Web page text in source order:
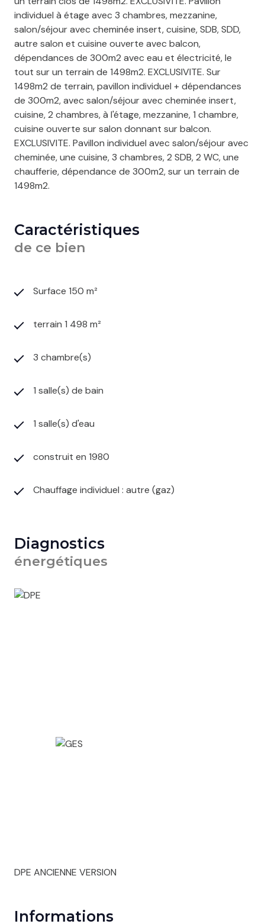
individuel à étage avec 3 chambres, mezzanine,
salon/séjour avec cheminée insert, cuisine, SDB, SDD,
autre salon et cuisine ouverte avec balcon,
dépendances de 300m2 avec eau et électricité, le
tout sur un terrain de 1498m2. EXCLUSIVITE. Sur
1498m2 de terrain, pavillon individuel + dépendances
de 300m2, avec salon/séjour avec cheminée insert,
cuisine, 2 chambres, à l'étage, mezzanine, 1 chambre,
cuisine ouverte sur salon donnant sur balcon.
EXCLUSIVITE. Pavillon individuel avec salon/séjour avec
cheminée, une cuisine, 3 chambres, 2 SDB, 2 WC, une
chaufferie, dépendance de 300m2, sur un terrain de
1498m2.
Caractéristiques
de ce bien
Surface 150 m²
terrain 1 498 m²
3 chambre(s)
1 salle(s) de bain
1 salle(s) d'eau
construit en 1980
Chauffage individuel : autre (gaz)
Diagnostics
énergétiques
DPE ANCIENNE VERSION
Informations